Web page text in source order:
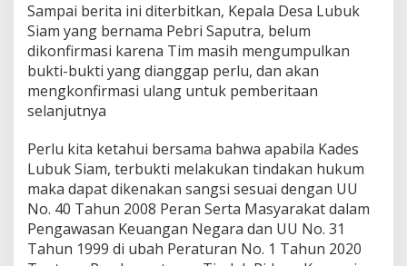
Sampai berita ini diterbitkan, Kepala Desa Lubuk
Siam yang bernama Pebri Saputra, belum
dikonfirmasi karena Tim masih mengumpulkan
bukti-bukti yang dianggap perlu, dan akan
mengkonfirmasi ulang untuk pemberitaan
selanjutnya
Perlu kita ketahui bersama bahwa apabila Kades
Lubuk Siam, terbukti melakukan tindakan hukum
maka dapat dikenakan sangsi sesuai dengan UU
No. 40 Tahun 2008 Peran Serta Masyarakat dalam
Pengawasan Keuangan Negara dan UU No. 31
Tahun 1999 di ubah Peraturan No. 1 Tahun 2020